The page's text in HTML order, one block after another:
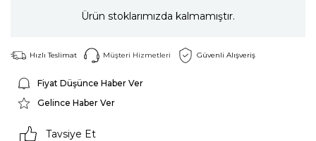
Ürün stoklarımızda kalmamıştır.
Hızlı Teslimat Müşteri Hizmetleri Güvenli Alışveriş
Fiyat Düşünce Haber Ver
Gelince Haber Ver
Tavsiye Et